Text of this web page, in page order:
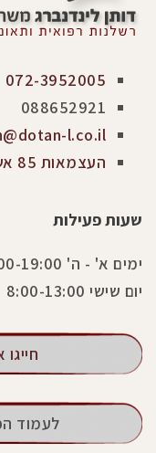
072-3952005
088652921
l.co.il
העצמאות 85 אשדוד מרכז פרימק
שעות פעילות
ימים א' - ה' 8:00-19:00
יום שישי 8:00-13:00
חייגו
לעמוד